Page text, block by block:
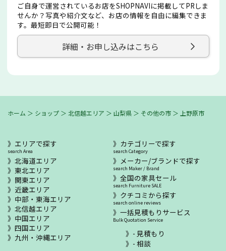
ご自身で運営されているお店をSHOPNAVIに掲載してPRしま
せんか？写真や紹介文など、お店の情報を自由に編集できま
す。最短即日で公開可能！
詳細・お申し込みはこちら
ホーム ＞ ショップ ＞ 北信越エリア ＞ 山梨県 ＞ その他の市 ＞ 上野原市
エリアで探す
search Area
北海道エリア
東北エリア
関東エリア
近畿エリア
中部・東海エリア
北信越エリア
中国エリア
四国エリア
九州・沖縄エリア
カテゴリーで探す
search Category
メーカー/ブランドで探す
search Maker / Brand
全国の家具セール
search Furniture SALE
クチコミから探す
search online reviews
一括見積もりサービス
Bulk Quotation Service
- 見積もり
- 相談